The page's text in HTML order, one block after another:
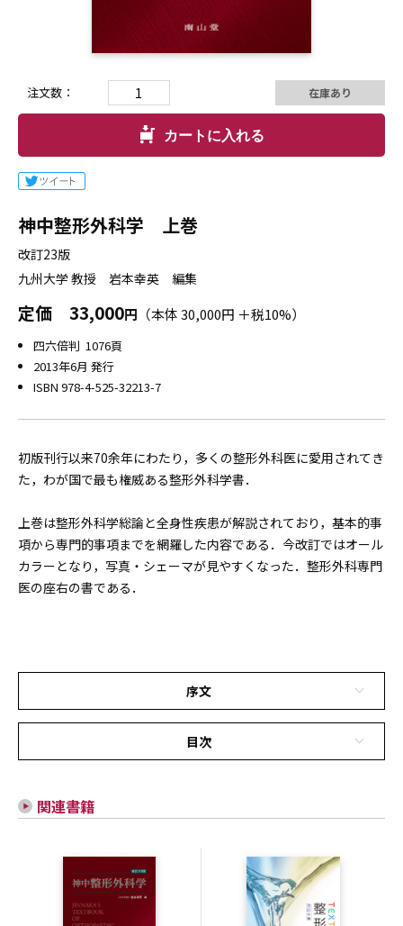
注文数： 在庫あり
カートに入れる
神中整形外科学 上巻
改訂23版
九州大学 教授 岩本幸英 編集
定価 33,000円 （本体 30,000円 ＋税10%）
四六倍判 1076頁
2013年6月 発行
ISBN 978-4-525-32213-7
初版刊行以来70余年にわたり，多くの整形外科医に愛用されてき
た，わが国で最も権威ある整形外科学書．
上巻は整形外科学総論と全身性疾患が解説されており，基本的事
項から専門的事項までを網羅した内容である．今改訂ではオール
カラーとなり，写真・シェーマが見やすくなった．整形外科専門
医の座右の書である．
序文
目次
関連書籍